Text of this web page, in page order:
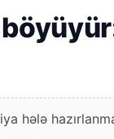
hələ